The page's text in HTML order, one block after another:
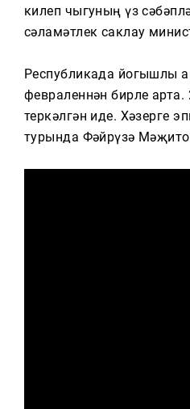
килеп чыгуның үз
сәламәтлек саклау
Республикада йогышлы
февраленнән бирле арта.
теркәлгән иде. Хәзерге
турында Фәйрүзә